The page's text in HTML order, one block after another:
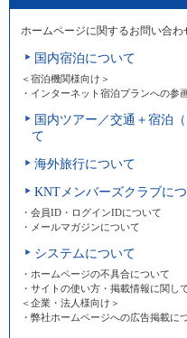
ホームページに関するお問い合わ
国内宿泊について
＜宿泊機関様向け＞
・インターネット宿泊プランへの参
国内ツアー／交通＋宿泊
て
海外旅行について
KNTメンバーズクラブに
・会員ID・ログインIDについて
・メールマガジンについて
システムについて
・ホームページの不具合について
・サイトの使い方・掲載情報に関し
＜企業・法人様向け＞
・弊社ホームページへの広告掲載に